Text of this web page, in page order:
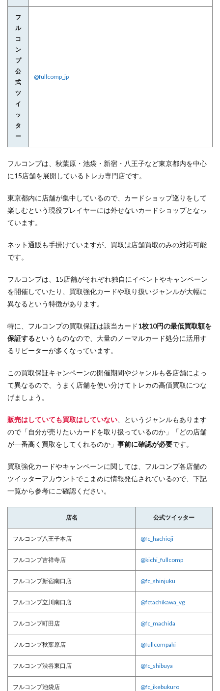
フ
ル
コ
ン
プ
公
式
ツ
イ
ッ
タ
ー
@fullcomp_jp
フルコンプは、秋葉原・池袋・新宿・八王子など東京都内を中心
に15店舗を展開しているトレカ専門店です。
東京都内に店舗が集中しているので、カードショップ巡りをして
楽しむという現役プレイヤーには外せないカードショップとなっ
ています。
ネット通販も手掛けていますが、買取は店舗買取のみの対応可能
です。
フルコンプは、15店舗がそれぞれ独自にイベントやキャンペーン
を開催していたり、買取強化カードや取り扱いジャンルが大幅に
異なるという特徴があります。
特に、フルコンプの買取保証は該当カード1枚10円の最低買取額を
保証するというものなので、大量のノーマルカード処分に活用す
るリピーターが多くなっています。
この買取保証キャンペーンの開催期間やジャンルも各店舗によっ
て異なるので、うまく店舗を使い分けてトレカの高価買取につな
げましょう。
販売はしていても買取はしていない 、というジャンルもあります
ので「自分が売りたいカードを取り扱っているのか」「どの店舗
が一番高く買取をしてくれるのか」 事前に確認が必要です。
買取強化カードやキャンペーンに関しては、フルコンプ各店舗の
ツイッターアカウントでこまめに情報発信されているので、下記
一覧から参考にご確認ください。
店名 公式ツイッター
フルコンプ八王子本店 @fc_hachioji
フルコンプ吉祥寺店 @kichi_fullcomp
フルコンプ新宿南口店 @fc_shinjuku
フルコンプ立川南口店 @fctachikawa_vg
フルコンプ町田店 @fc_machida
フルコンプ秋葉原店 @fullcompaki
フルコンプ渋谷東口店 @fc_shibuya
フルコンプ池袋店 @fc_ikebukuro